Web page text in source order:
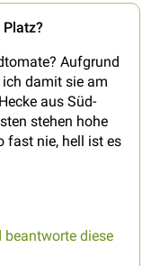
Aufgrund
damit sie am
aus Süd-
stehen hohe
fast nie, hell ist es
beantworte diese